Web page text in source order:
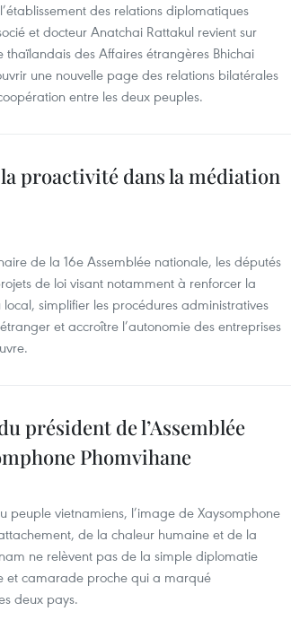
des relations diplomatiques
et docteur Anatchai Rattakul revient sur
thaïlandais des Affaires étrangères Bhichai
une nouvelle page des relations bilatérales
entre les deux peuples.
proactivité dans la médiation
de la 16e Assemblée nationale, les députés
de loi visant notamment à renforcer la
simplifier les procédures administratives
et accroître l’autonomie des entreprises
président de l’Assemblée
Phomvihane
peuple vietnamiens, l’image de Xaysomphone
de la chaleur humaine et de la
ne relèvent pas de la simple diplomatie
et camarade proche qui a marqué
deux pays.